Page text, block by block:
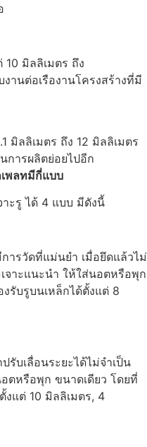
มิลลิเมตร ถึง
านต่อเรืองานโครงสร้างที่มี
มิลลิเมตร ถึง 12 มิลลิเมตร
การผลิตย่อยไปอีก
เพลทมีกี่แบบ
าะรู ได้ 4 แบบ มีดังนี้
ารวัดที่แม่นยำ เมื่อยึดแล้วไม่
จาะแนะนำ ให้ใส่นอตหรือพุก
รับรูบนเหล็กได้ตั้งแต่ 8
รับเลื่อนระยะได้ไม่จำเป็น
ตหรือพุก ขนาดเดียว โดยที่
งแต่ 10 มิลลิเมตร, 4